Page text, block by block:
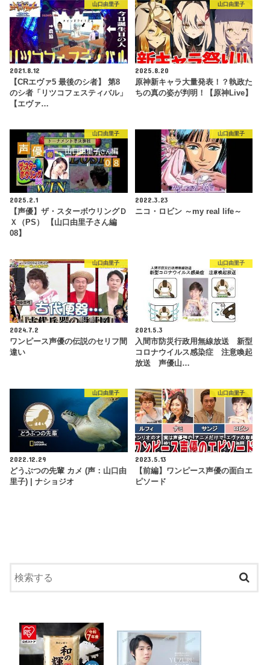
山口由里子
2021.8.12
【CRエヴァ5 最後のシ者】 第8
のシ者「リツコフェスティバル」
【エヴァ…
山口由里子
2025.8.20
原神新キャラ大量発表！？執政た
ちの真の姿が判明！【原神Live】
山口由里子
2025.2.1
【声優】ザ・スターボウリングＤ
Ｘ（PS） 【山口由里子さん編
08】
山口由里子
2022.3.23
ニコ・ロビン ～my real life～
山口由里子
2024.7.2
ワンピース声優の伝説のセリフ間
違い
山口由里子
2021.5.3
入間市防災行政用無線放送 新型
コロナウイルス感染症 注意喚起
放送 声優山…
山口由里子
2022.12.29
どうぶつの先輩 カメ (声：山口由
里子) | ナショジオ
山口由里子
2023.5.13
【前編】ワンピース声優の面白エ
ピソード